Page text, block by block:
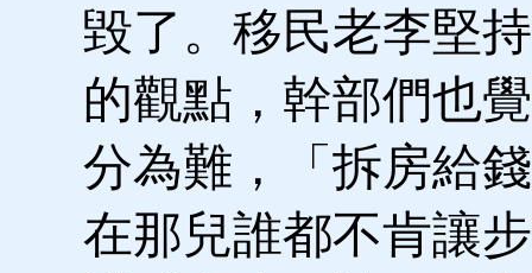
毀了。移民老李堅
的觀點，幹部們也
分為難，「拆房給
在那兒誰都不肯讓